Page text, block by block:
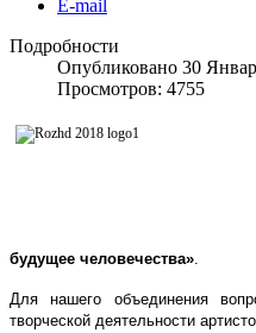
E-mail
Подробности
Опубликовано 30
Просмотров: 4755
будущее человечества»
Для нашего объединения
творческой деятельности